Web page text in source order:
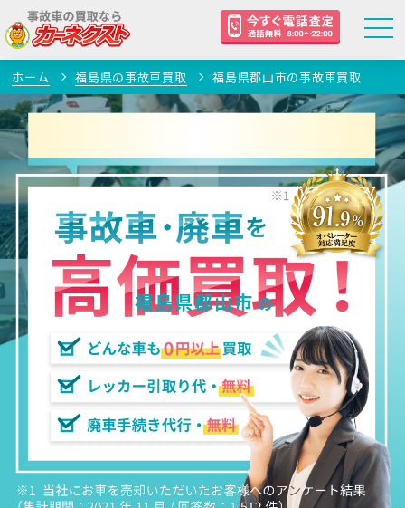
ホーム 福島県の事故車買取 福島県郡山市の事故車買取
福島県郡山市の